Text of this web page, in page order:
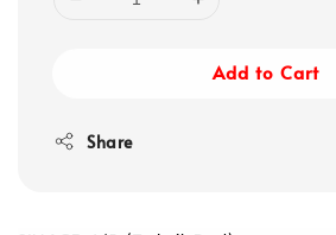
Add to Cart
Share